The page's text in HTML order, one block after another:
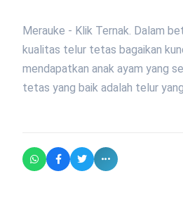
Merauke - Klik Ternak. Dalam
kualitas telur tetas bagaikan
mendapatkan anak ayam yang
tetas yang baik adalah telur